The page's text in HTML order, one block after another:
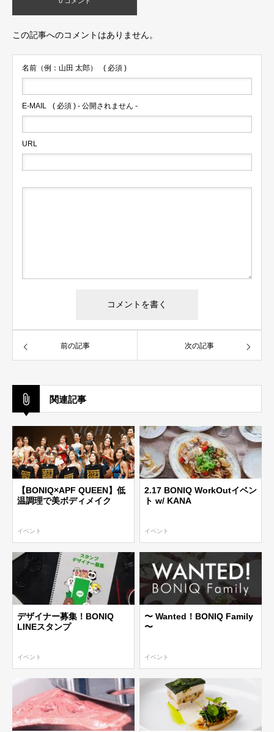
この記事へのコメントはありません。
名前（例：山田 太郎） ( 必須 )
E-MAIL ( 必須 ) - 公開されません -
URL
前の記事 次の記事
関連記事
【BONIQ×APF QUEEN】低
温調理で美ボディメイク
イベント
2.17 BONIQ WorkOutイベン
ト w/ KANA
イベント
デザイナー募集！BONIQ
LINEスタンプ
イベント
〜 Wanted！BONIQ Family
〜
イベント